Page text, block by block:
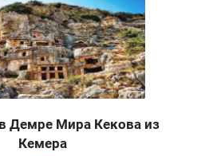
Демре Мира Кекова из
Кемера